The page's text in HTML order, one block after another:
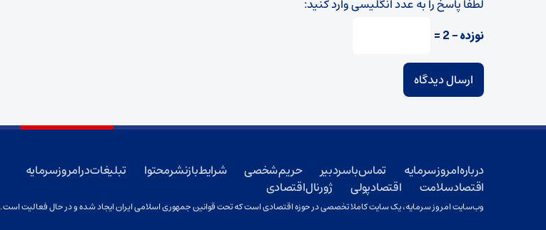
لطفا پاسخ را به عدد انگلیسی وارد کنید:
نوزده − 2 =
درباره امروز سرمایه تماس با سردبیر حریم شخصی شرایط بازنشر محتوا
تبلیغات در امروز سرمایه
اقتصاد سلامت
اقتصاد پولی ژورنال اقتصادی
وب‌سایت امروز سرمایه، یک سایت کاملا تخصصی در حوزه اقتصادی است که تحت قوانین جمهوری اسلامی ایران ایجاد شده و در حال فعالیت است.